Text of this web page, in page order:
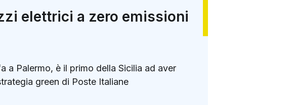
elettrici a zero emissioni
a Palermo, è il primo della Sicilia ad aver
green di Poste Italiane